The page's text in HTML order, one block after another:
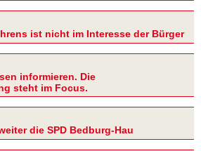
ist nicht im Interesse der Bürger
informieren. Die
steht im Focus.
die SPD Bedburg-Hau